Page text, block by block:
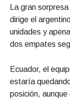
La gran
dirige el
unidades y
dos empates
Ecuador, el
estaría
posición,